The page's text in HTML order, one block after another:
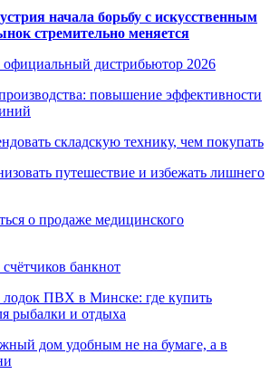
начала борьбу с искусственным
стремительно меняется
дистрибьютор 2026
повышение эффективности
складскую технику, чем покупать
путешествие и избежать лишнего
о продаже медицинского
банкнот
лодок ПВХ в Минске: где купить
рыбалки и отдыха
дом удобным не на бумаге, а в